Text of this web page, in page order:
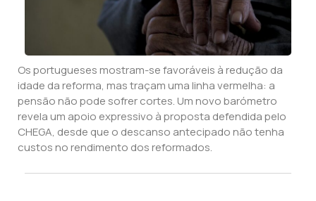
Os portugueses mostram-se favoráveis à redução da
idade da reforma, mas traçam uma linha vermelha: a
pensão não pode sofrer cortes. Um novo barómetro
revela um apoio expressivo à proposta defendida pelo
CHEGA, desde que o descanso antecipado não tenha
custos no rendimento dos reformados.